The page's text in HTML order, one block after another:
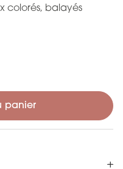
colorés, balayés
panier